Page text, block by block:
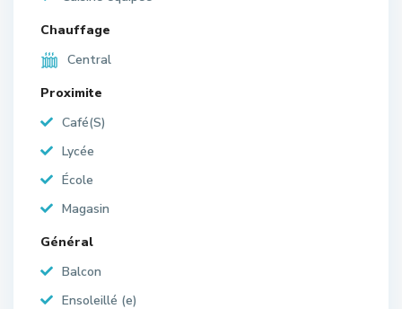
Chauffage
Central
Proximite
Café(S)
Lycée
École
Magasin
Général
Balcon
Ensoleillé (e)